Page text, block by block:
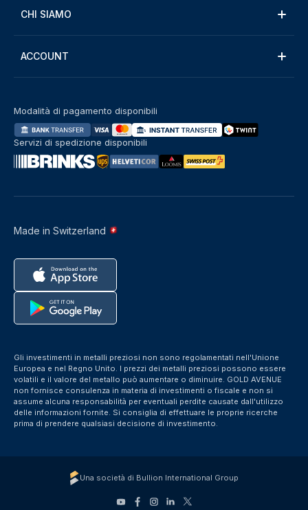
CHI SIAMO
ACCOUNT
Made in Switzerland
Modalità di pagamento disponibili
Servizi di spedizione disponibili
Gli investimenti in metalli preziosi non sono regolamentati nell'Unione
Europea e nel Regno Unito. I prezzi dei metalli preziosi possono essere
volatili e il valore del metallo può aumentare o diminuire. GOLD AVENUE
non fornisce consulenza in materia di investimenti o fiscale e non si
assume alcuna responsabilità per eventuali perdite causate dall'utilizzo
delle informazioni fornite. Si consiglia di effettuare le proprie ricerche
prima di prendere qualsiasi decisione di investimento.
Una società di Bullion International Group